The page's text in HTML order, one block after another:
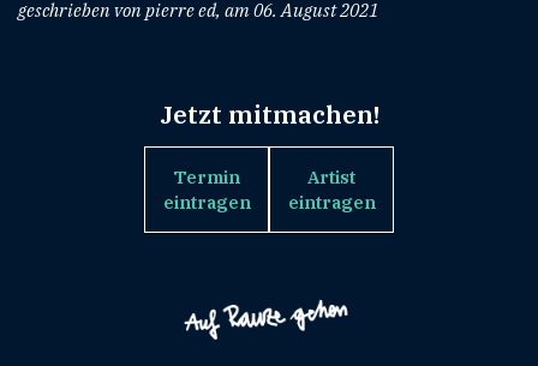
geschrieben von pierre ed, am 06. August 2021
Jetzt mitmachen!
Termin
eintragen
Artist
eintragen